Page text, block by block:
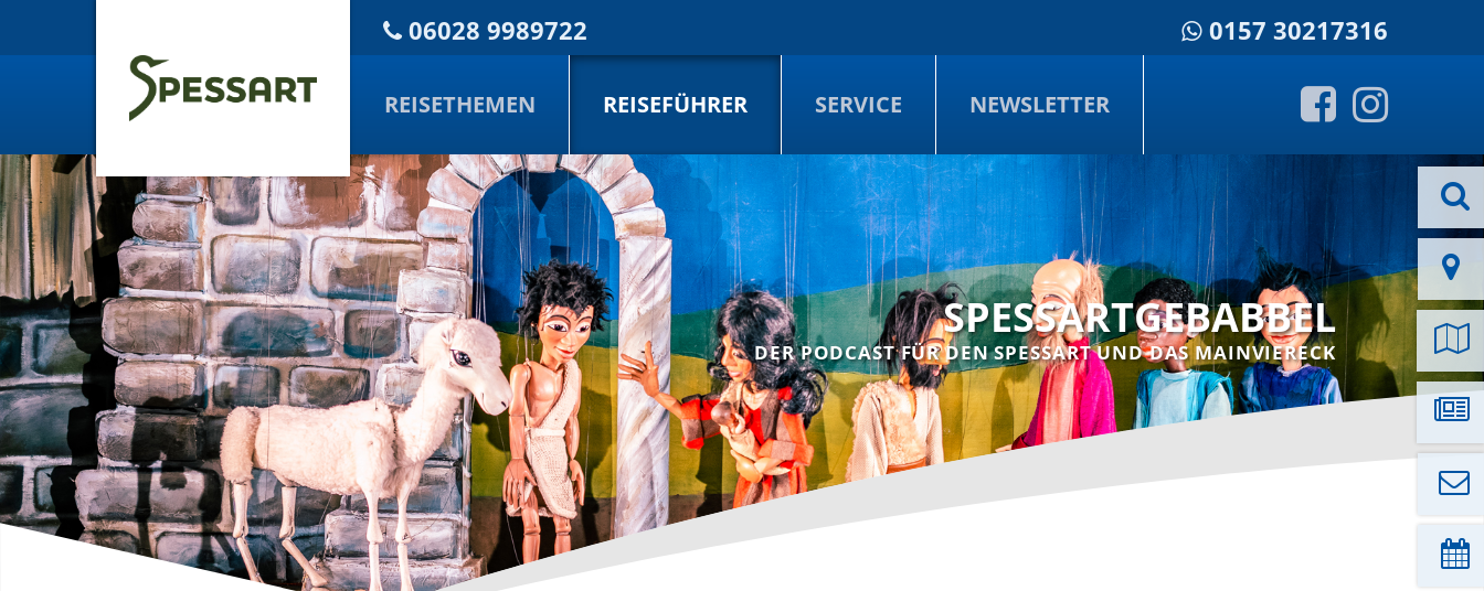
06028 9989722 0157 30217316
REISETHEMEN REISEFÜHRER SERVICE NEWSLETTER
SPESSARTGEBABBEL
DER PODCAST FÜR DEN SPESSART UND DAS MAINVIERECK